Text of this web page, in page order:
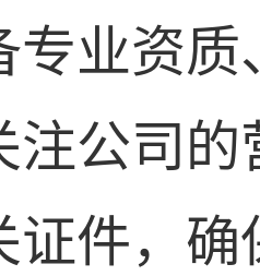
业资
公司
件，